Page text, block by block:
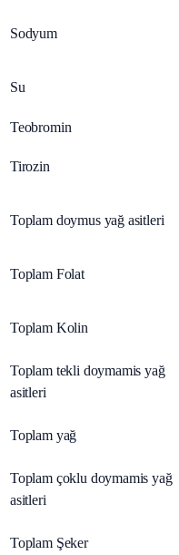
Sodyum
Su
Teobromin
Tirozin
Toplam doymus yağ asitleri
Toplam Folat
Toplam Kolin
Toplam tekli doymamis yağ
asitleri
Toplam yağ
Toplam çoklu doymamis yağ
asitleri
Toplam Şeker